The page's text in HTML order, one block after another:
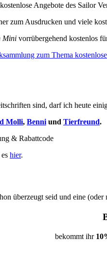
Angebote des Sailor
zum Ausdrucken und viele
Mini vorrübergehend kostenlos
zum Thema
sind, darf ich heute
Molli, Benni und Tierfreund.
hier.
überzeugt seid und eine
bekommt ihr